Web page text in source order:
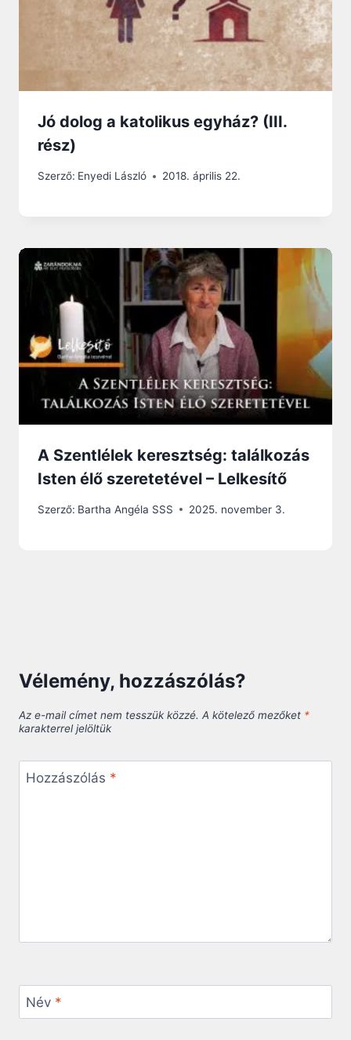
Jó dolog a katolikus egyház? (III.
rész)
Szerző: Enyedi László 2018. április 22.
A Szentlélek keresztség: találkozás
Isten élő szeretetével – Lelkesítő
Szerző: Bartha Angéla SSS 2025. november 3.
Vélemény, hozzászólás?
Az e-mail címet nem tesszük közzé. A kötelező mezőket *
karakterrel jelöltük
Hozzászólás *
Név *